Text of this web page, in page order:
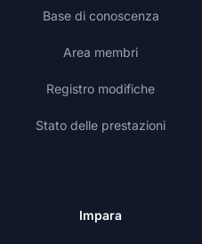
Base di conoscenza
Area membri
Registro modifiche
Stato delle prestazioni
Impara